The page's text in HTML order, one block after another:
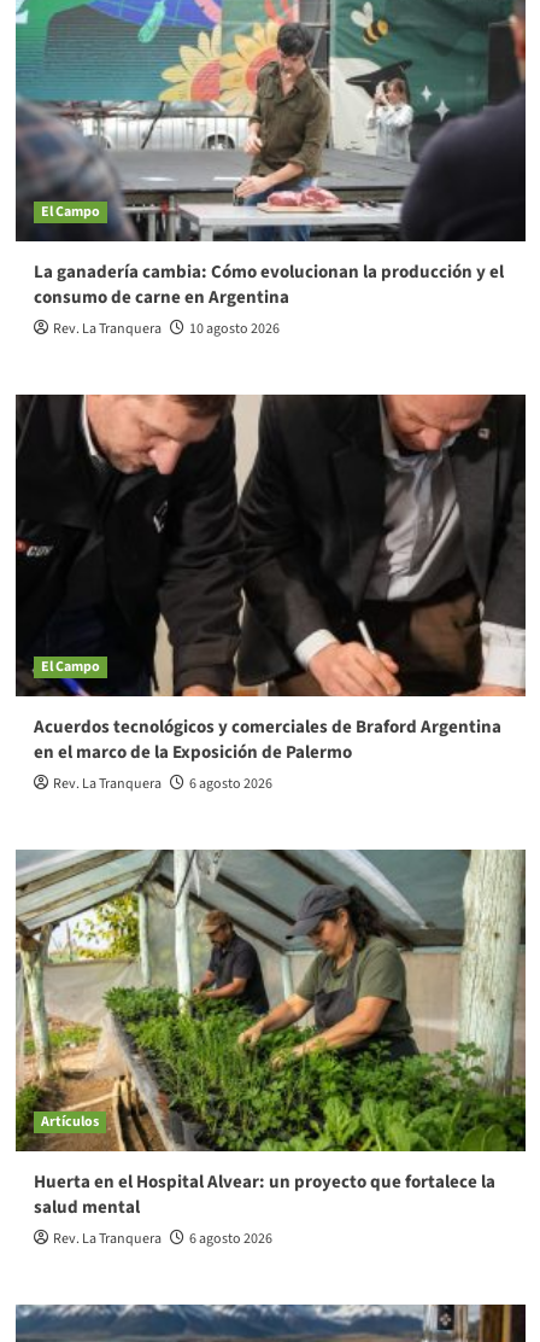
El Campo
La ganadería cambia: Cómo evolucionan la producción y el
consumo de carne en Argentina
Rev. La Tranquera 10 agosto 2026
El Campo
Acuerdos tecnológicos y comerciales de Braford Argentina
en el marco de la Exposición de Palermo
Rev. La Tranquera 6 agosto 2026
Artículos
Huerta en el Hospital Alvear: un proyecto que fortalece la
salud mental
Rev. La Tranquera 6 agosto 2026